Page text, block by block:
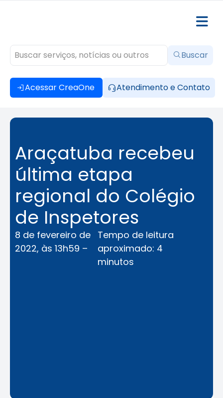
Acessar CreaOne Atendimento e Contato
Buscar
Araçatuba recebeu
última etapa
regional do Colégio
de Inspetores
8 de fevereiro de
2022, às 13h59 –
Tempo de leitura
aproximado: 4
minutos